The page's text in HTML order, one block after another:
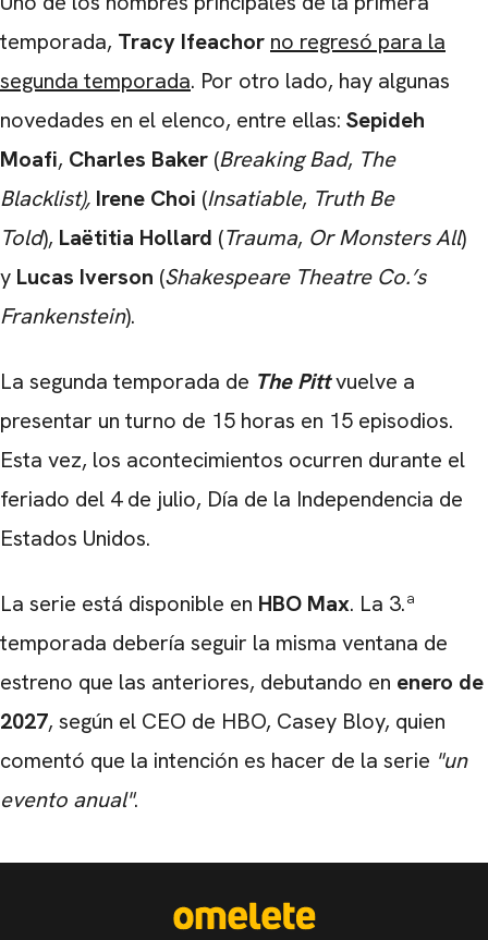
temporada, Tracy Ifeachor no regresó para la
segunda temporada. Por otro lado, hay algunas
novedades en el elenco, entre ellas: Sepideh
Moafi, Charles Baker (Breaking Bad, The
Blacklist), Irene Choi (Insatiable, Truth Be
Told), Laëtitia Hollard (Trauma, Or Monsters All)
y Lucas Iverson (Shakespeare Theatre Co.’s
Frankenstein).
La segunda temporada de The Pittvuelve a
presentar un turno de 15 horas en 15 episodios.
Esta vez, los acontecimientos ocurren durante el
feriado del 4 de julio, Día de la Independencia de
Estados Unidos.
La serie está disponible en HBO Max. La 3.ª
temporada debería seguir la misma ventana de
estreno que las anteriores, debutando en enero de
2027, según el CEO de HBO, Casey Bloy, quien
comentó que la intención es hacer de la serie "un
evento anual".